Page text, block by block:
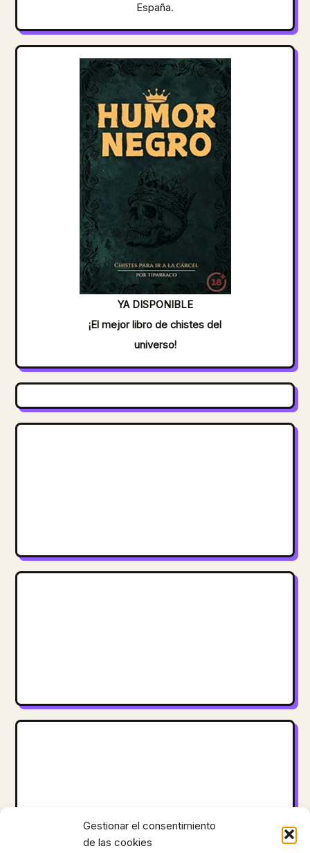
Gestionar el consentimiento
de las cookies
España.
YA DISPONIBLE
¡El mejor libro de chistes del
universo!